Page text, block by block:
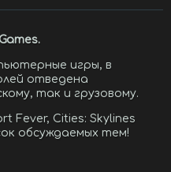
игры, в
отведена
так и грузовому.
Fever, Cities: Skylines
обсуждаемых тем!